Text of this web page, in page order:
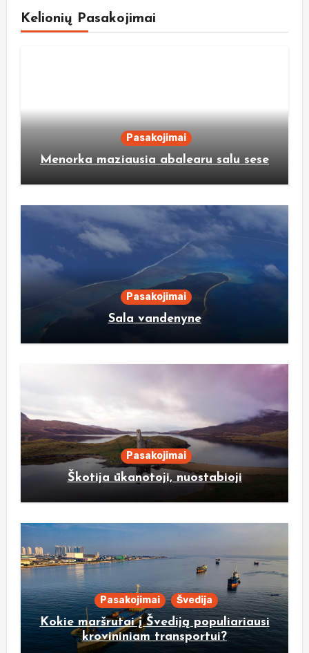
Kelionių Pasakojimai
Pasakojimai
Menorka maziausia abalearu salu sese
Pasakojimai
Sala vandenyne
Pasakojimai
Škotija ūkanotoji, nuostabioji
Pasakojimai Švedija
Kokie maršrutai į Švediją populiariausi
krovininiam transportui?